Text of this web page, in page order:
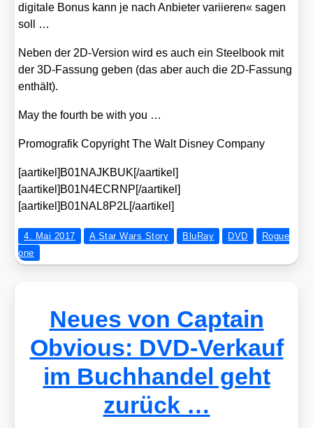
digi­ta­le Bonus kann je nach Anbie­ter vari­ie­ren« sagen
soll …
Neben der 2D-Ver­si­on wird es auch ein Steel­book mit
der 3D-Fas­sung geben (das aber auch die 2D-Fas­sung
ent­hält).
May the fourth be with you …
Pro­mo­gra­fik Copy­right The Walt Dis­ney Com­pa­ny
[aartikel]B01NAJKBUK[/aartikel]
[aartikel]B01N4ECRNP[/aartikel]
[aartikel]B01NAL8P2L[/aartikel]
4. Mai 2017 A Star Wars Story BluRay DVD
Rogue
one
Neues von Captain
Obvious: DVD-Verkauf
im Buchhandel geht
zurück …